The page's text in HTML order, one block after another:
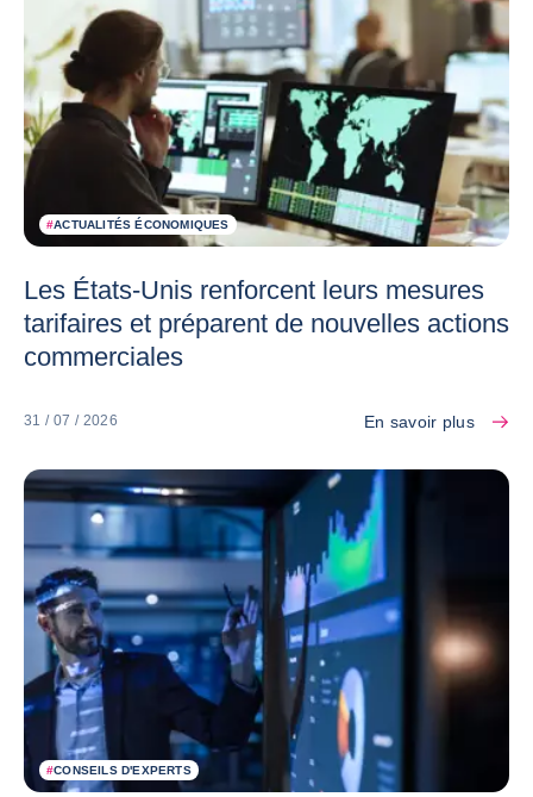
#ACTUALITÉS ÉCONOMIQUES
Les États-Unis renforcent leurs mesures
tarifaires et préparent de nouvelles actions
commerciales
31 / 07 / 2026 En savoir plus
#CONSEILS D'EXPERTS